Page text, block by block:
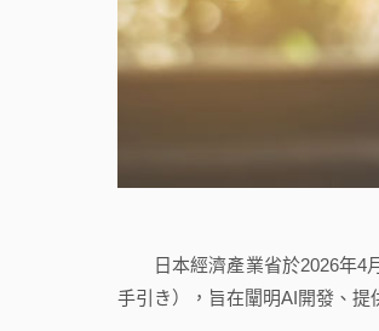
日本經濟產業省於2026年
手引き），旨在闡明AI開發、提